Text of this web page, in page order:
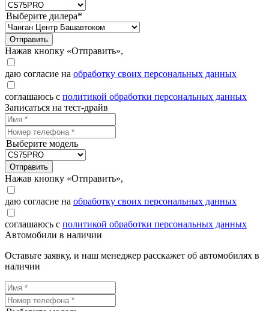
Выберите дилера*
Отправить
Нажав кнопку «Отправить»,
даю согласие на обработку своих персональных данных
соглашаюсь с политикой обработки персональных данных
Записаться на тест-драйв
Выберите модель
Отправить
Нажав кнопку «Отправить»,
даю согласие на обработку своих персональных данных
соглашаюсь с политикой обработки персональных данных
Автомобили в наличии
Оставьте заявку, и наш менеджер расскажет об автомобилях в
наличии